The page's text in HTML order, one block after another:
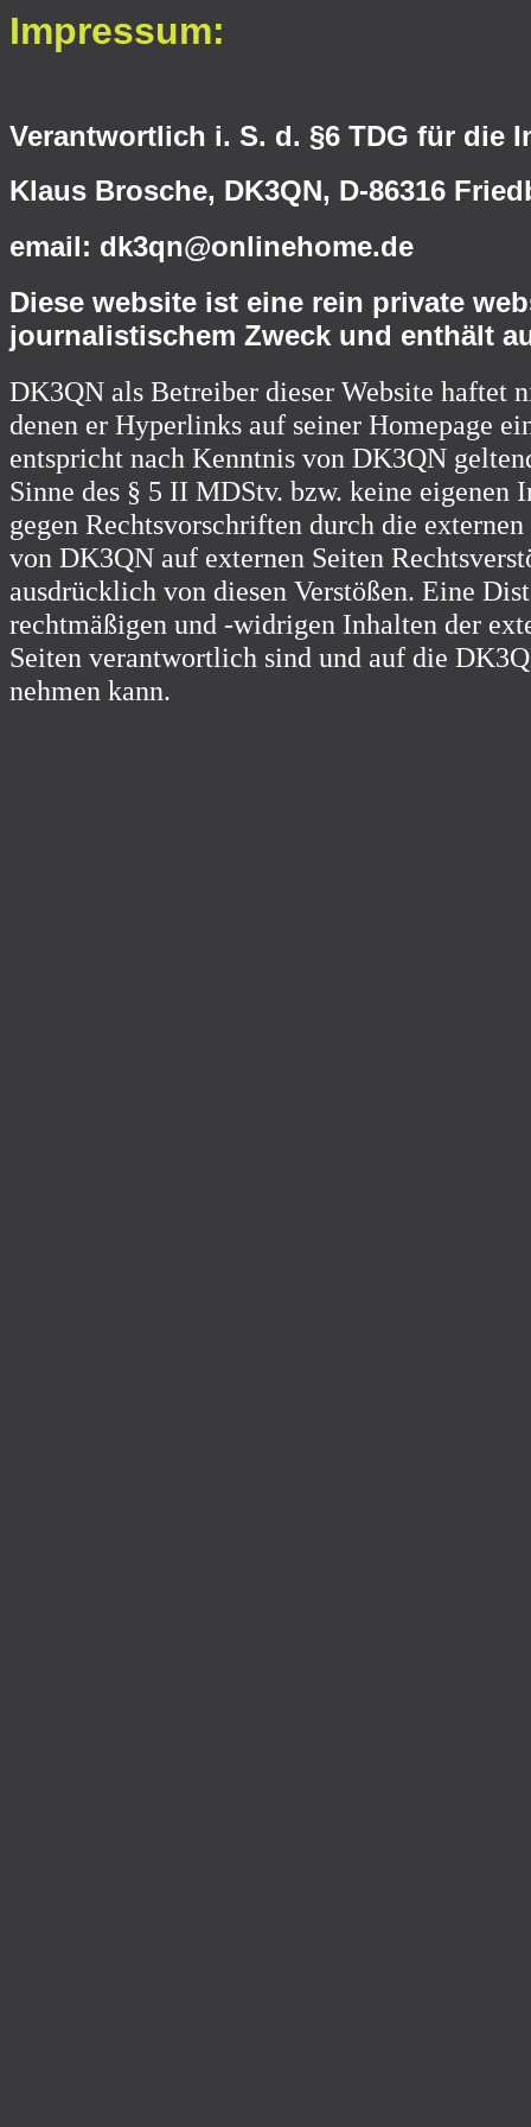
Impressum:
Verantwortlich i. S. d. §6 TDG für die
Klaus Brosche, DK3QN, D-86316
email: dk3qn@onlinehome.de
Diese website ist eine rein private
journalistischem Zweck und enthält
DK3QN als Betreiber dieser Website haftet
denen er Hyperlinks auf seiner Homepage
entspricht nach Kenntnis von DK3QN
Sinne des § 5 II MDStv. bzw. keine eigenen
gegen Rechtsvorschriften durch die
von DK3QN auf externen Seiten
ausdrücklich von diesen Verstößen. Eine
rechtmäßigen und -widrigen Inhalten der
Seiten verantwortlich sind und auf die
nehmen kann.